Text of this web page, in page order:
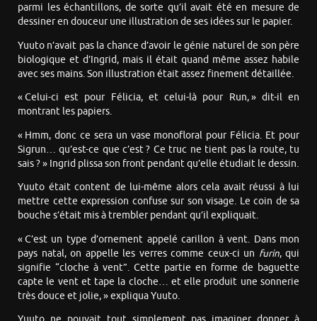
parmi les échantillons, de sorte qu’il avait été en mesure de
dessiner en douceur une illustration de ses idées sur le papier.
Yuuto n’avait pas la chance d’avoir le génie naturel de son père
biologique et d’Ingrid, mais il était quand même assez habile
avec ses mains. Son illustration était assez finement détaillée.
« Celui-ci est pour Félicia, et celui-là pour Run, » dit-il en
montrant les papiers.
« Hmm, donc ce sera un vase monofloral pour Félicia. Et pour
Sigrun… qu’est-ce que c’est ? Ce truc ne tient pas la route, tu
sais ? » Ingrid plissa son front pendant qu’elle étudiait le dessin.
Yuuto était content de lui-même alors cela avait réussi à lui
mettre cette expression confuse sur son visage. Le coin de sa
bouche s’était mis à trembler pendant qu’il expliquait.
« C’est un type d’ornement appelé carillon à vent. Dans mon
pays natal, on appelle les verres comme ceux-ci un furin, qui
signifie “cloche à vent”. Cette partie en forme de baguette
capte le vent et tape la cloche… et elle produit une sonnerie
très douce et jolie, » expliqua Yuuto.